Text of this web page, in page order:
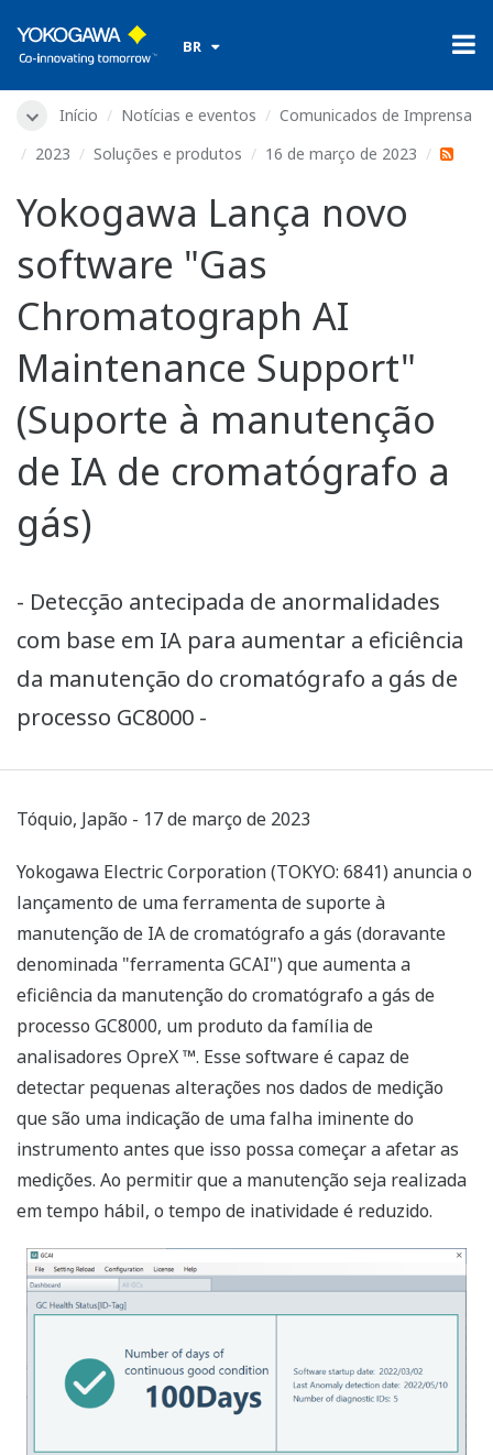
BR
Início Notícias e eventos
Comunicados de Imprensa
2023
Soluções e produtos 16 de março de 2023
Yokogawa Lança novo
software "Gas
Chromatograph AI
Maintenance Support"
(Suporte à manutenção
de IA de cromatógrafo a
gás)
- Detecção antecipada de anormalidades
com base em IA para aumentar a eficiência
da manutenção do cromatógrafo a gás de
processo GC8000 -
Tóquio, Japão - 17 de março de 2023
Yokogawa Electric Corporation (TOKYO: 6841) anuncia o
lançamento de uma ferramenta de suporte à
manutenção de IA de cromatógrafo a gás (doravante
denominada "ferramenta GCAI") que aumenta a
eficiência da manutenção do cromatógrafo a gás de
processo GC8000, um produto da família de
analisadores OpreX ™. Esse software é capaz de
detectar pequenas alterações nos dados de medição
que são uma indicação de uma falha iminente do
instrumento antes que isso possa começar a afetar as
medições. Ao permitir que a manutenção seja realizada
em tempo hábil, o tempo de inatividade é reduzido.